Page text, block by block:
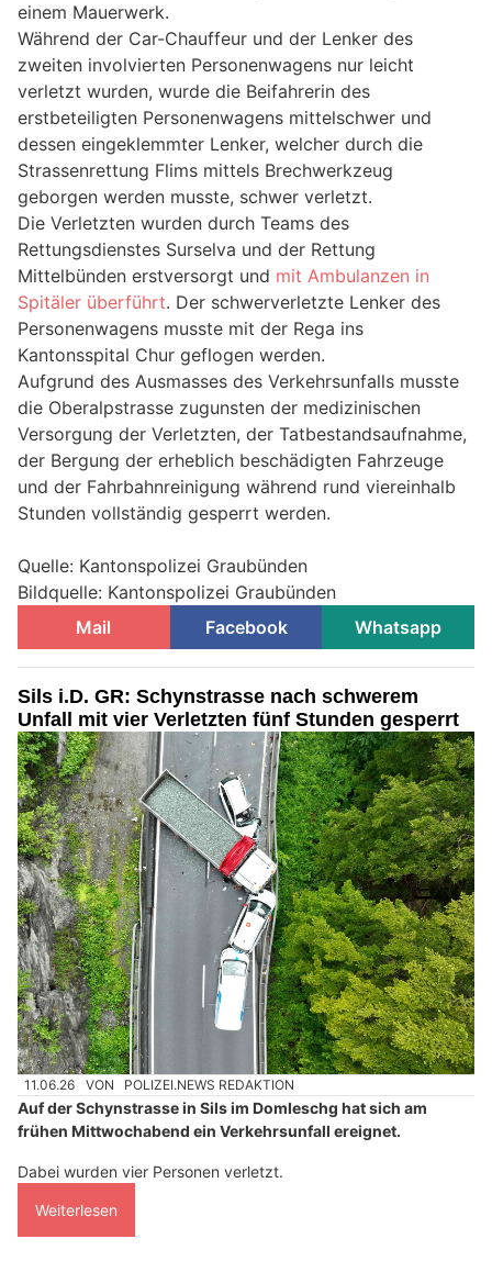
einem Mauerwerk.
Während der Car-Chauffeur und der Lenker des
zweiten involvierten Personenwagens nur leicht
verletzt wurden, wurde die Beifahrerin des
erstbeteiligten Personenwagens mittelschwer und
dessen eingeklemmter Lenker, welcher durch die
Strassenrettung Flims mittels Brechwerkzeug
geborgen werden musste, schwer verletzt.
Die Verletzten wurden durch Teams des
Rettungsdienstes Surselva und der Rettung
Mittelbünden erstversorgt und mit Ambulanzen in
Spitäler überführt. Der schwerverletzte Lenker des
Personenwagens musste mit der Rega ins
Kantonsspital Chur geflogen werden.
Aufgrund des Ausmasses des Verkehrsunfalls musste
die Oberalpstrasse zugunsten der medizinischen
Versorgung der Verletzten, der Tatbestandsaufnahme,
der Bergung der erheblich beschädigten Fahrzeuge
und der Fahrbahnreinigung während rund viereinhalb
Stunden vollständig gesperrt werden.
Quelle: Kantonspolizei Graubünden
Bildquelle: Kantonspolizei Graubünden
Mail
Facebook Whatsapp
Sils i.D. GR: Schynstrasse nach schwerem
Unfall mit vier Verletzten fünf Stunden gesperrt
11.06.26 VON POLIZEI.NEWS REDAKTION
Auf der Schynstrasse in Sils im Domleschg hat sich am
frühen Mittwochabend ein Verkehrsunfall ereignet.
Dabei wurden vier Personen verletzt.
Weiterlesen